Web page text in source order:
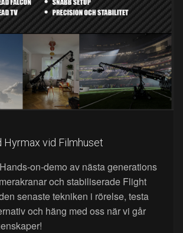
Hyrmax vid Filmhuset
av nästa generations
och stabiliserade Flight
senaste tekniken i rörelse, testa
och häng med oss när vi går